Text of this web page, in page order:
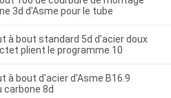
3d d'Asme pour le tube
à bout standard 5d d'acier doux
plient le programme 10
à bout d'acier d'Asme B16.9
carbone 8d